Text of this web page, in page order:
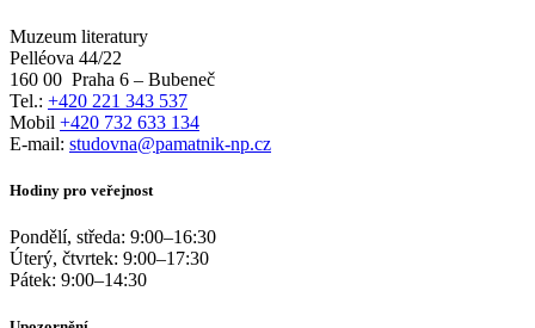
Muzeum literatury
Pelléova 44/22
160 00 Praha 6 – Bubeneč
Tel.: +420 221 343 537
Mobil +420 732 633 134
E-mail: studovna@pamatnik-np.cz
Hodiny pro veřejnost
Pondělí, středa: 9:00–16:30
Úterý, čtvrtek: 9:00–17:30
Pátek: 9:00–14:30